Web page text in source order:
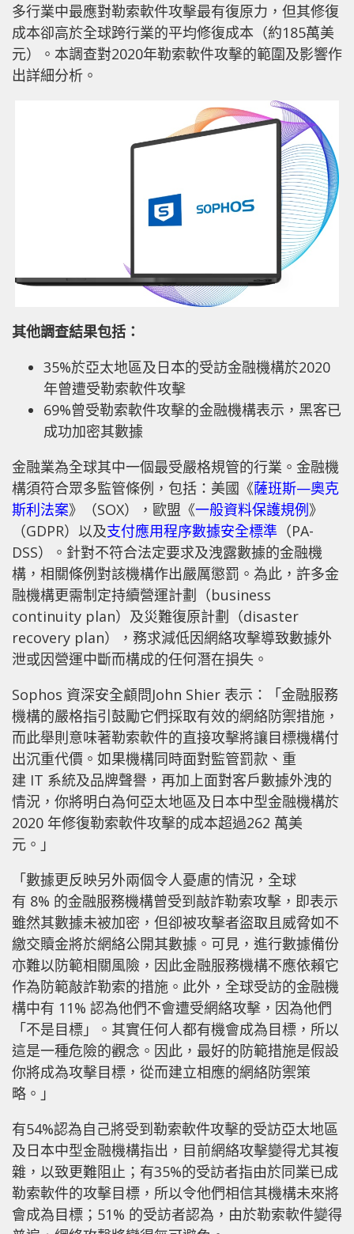
多行業中最應對勒索軟件攻擊最有復原力，但其修復
成本卻高於全球跨行業的平均修復成本（約185萬美
元）。本調查對2020年勒索軟件攻擊的範圍及影響作
出詳細分析。
其他調查結果包括：
35%於亞太地區及日本的受訪金融機構於2020
年曾遭受勒索軟件攻擊
69%曾受勒索軟件攻擊的金融機構表示，黑客已
成功加密其數據
金融業為全球其中一個最受嚴格規管的行業。金融機
構須符合眾多監管條例，包括：美國《薩班斯—奧克
斯利法案》（SOX），歐盟《一般資料保護規例》
（GDPR）以及支付應用程序數據安全標準 （PA-
DSS）。針對不符合法定要求及洩露數據的金融機
構，相關條例對該機構作出嚴厲懲罰。為此，許多金
融機構更需制定持續營運計劃（business
continuity plan）及災難復原計劃（disaster
recovery plan），務求減低因網絡攻擊導致數據外
泄或因營運中斷而構成的任何潛在損失。
Sophos 資深安全顧問John Shier 表示：「金融服務
機構的嚴格指引鼓勵它們採取有效的網絡防禦措施，
而此舉則意味著勒索軟件的直接攻擊將讓目標機構付
出沉重代價。如果機構同時面對監管罰款、重
建 IT 系統及品牌聲譽，再加上面對客戶數據外洩的
情況，你將明白為何亞太地區及日本中型金融機構於
2020 年修復勒索軟件攻擊的成本超過262 萬美
元。」
「數據更反映另外兩個令人憂慮的情況，全球
有 8% 的金融服務機構曾受到敲詐勒索攻擊，即表示
雖然其數據未被加密，但卻被攻擊者盜取且威脅如不
繳交贖金將於網絡公開其數據。可見，進行數據備份
亦難以防範相關風險，因此金融服務機構不應依賴它
作為防範敲詐勒索的措施。此外，全球受訪的金融機
構中有 11% 認為他們不會遭受網絡攻擊，因為他們
「不是目標」。其實任何人都有機會成為目標，所以
這是一種危險的觀念。因此，最好的防範措施是假設
你將成為攻擊目標，從而建立相應的網絡防禦策
略。」
有54%認為自己將受到勒索軟件攻擊的受訪亞太地區
及日本中型金融機構指出，目前網絡攻擊變得尤其複
雜，以致更難阻止；有35%的受訪者指由於同業已成
勒索軟件的攻擊目標，所以令他們相信其機構未來將
會成為目標；51% 的受訪者認為，由於勒索軟件變得